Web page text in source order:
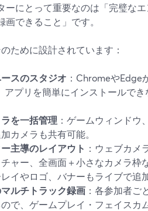
ーにとって重要なのは「完璧な
できること」です。
ために設計されています：
スのスタジオ ：ChromeやEdge
アプリを簡単にインストールで
を一括管理 ：ゲームウィンドウ
カメラも共有可能。
主導のレイアウト ：ウェブカメ
ャー、全画面＋小さなカメラ
イやロゴ、バナーもライブで追
ルチトラック録画 ：各参加者ご
で、ゲームプレイ・フェイスカ